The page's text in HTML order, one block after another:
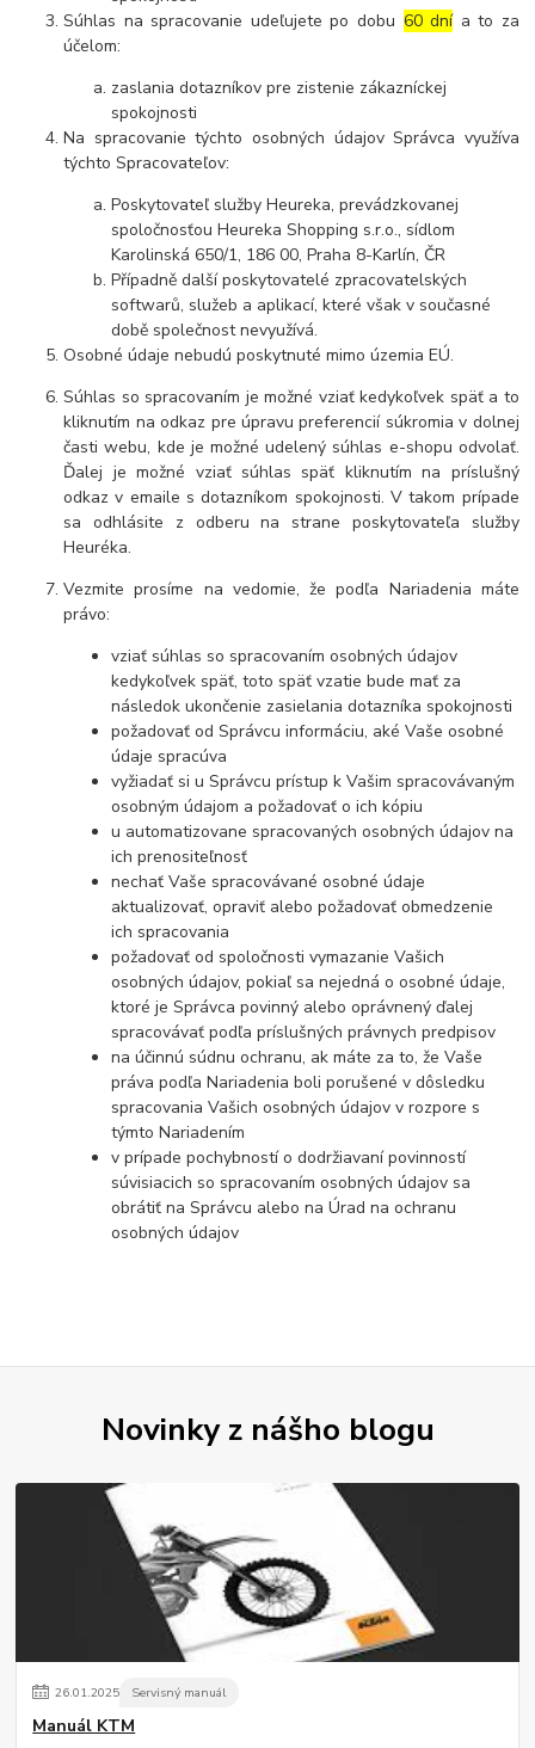
Súhlas na spracovanie udeľujete po dobu 60 dnía to za
účelom:
zaslania dotazníkov pre zistenie zákazníckej
spokojnosti
Na spracovanie týchto osobných údajov Správca využíva
týchto Spracovateľov:
Poskytovateľ služby Heureka, prevádzkovanej
spoločnosťou Heureka Shopping s.r.o., sídlom
Karolinská 650/1, 186 00, Praha 8-Karlín, ČR
Případně další poskytovatelé zpracovatelských
softwarů, služeb a aplikací, které však v současné
době společnost nevyužívá.
Osobné údaje nebudú poskytnuté mimo územia EÚ.
Súhlas so spracovaním je možné vziať kedykoľvek späť a to
kliknutím na odkaz pre úpravu preferencií súkromia v dolnej
časti webu, kde je možné udelený súhlas e-shopu odvolať.
Ďalej je možné vziať súhlas späť kliknutím na príslušný
odkaz v emaile s dotazníkom spokojnosti. V takom prípade
sa odhlásite z odberu na strane poskytovateľa služby
Heuréka.
Vezmite prosíme na vedomie, že podľa Nariadenia máte
právo:
vziať súhlas so spracovaním osobných údajov
kedykoľvek späť, toto späť vzatie bude mať za
následok ukončenie zasielania dotazníka spokojnosti
požadovať od Správcu informáciu, aké Vaše osobné
údaje spracúva
vyžiadať si u Správcu prístup k Vašim spracovávaným
osobným údajom a požadovať o ich kópiu
u automatizovane spracovaných osobných údajov na
ich prenositeľnosť
nechať Vaše spracovávané osobné údaje
aktualizovať, opraviť alebo požadovať obmedzenie
ich spracovania
požadovať od spoločnosti vymazanie Vašich
osobných údajov, pokiaľ sa nejedná o osobné údaje,
ktoré je Správca povinný alebo oprávnený ďalej
spracovávať podľa príslušných právnych predpisov
na účinnú súdnu ochranu, ak máte za to, že Vaše
práva podľa Nariadenia boli porušené v dôsledku
spracovania Vašich osobných údajov v rozpore s
týmto Nariadením
v prípade pochybností o dodržiavaní povinností
súvisiacich so spracovaním osobných údajov sa
obrátiť na Správcu alebo na Úrad na ochranu
osobných údajov
Novinky z nášho blogu
26.01.2025 Servisný manuál
Manuál KTM